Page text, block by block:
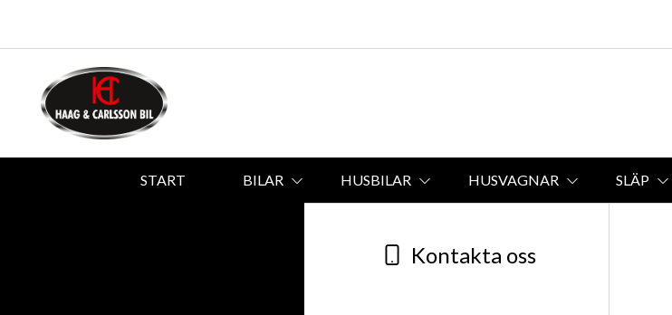
START BILAR HUSBILAR HUSVAGNAR SLÄP
Kontakta oss